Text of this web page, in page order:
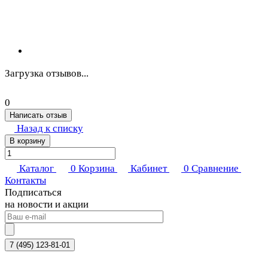
Загрузка отзывов...
0
Написать отзыв
Назад к списку
В корзину
Каталог 0 Корзина Кабинет 0 Сравнение
Контакты
Подписаться
на новости и акции
7 (495) 123-81-01